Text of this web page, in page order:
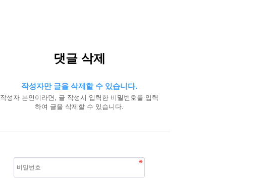
댓글 삭제
작성자만 글을 삭제할 수 있습니다.
작성자 본인이라면, 글 작성시 입력한 비밀번호를 입력
하여 글을 삭제할 수 있습니다.